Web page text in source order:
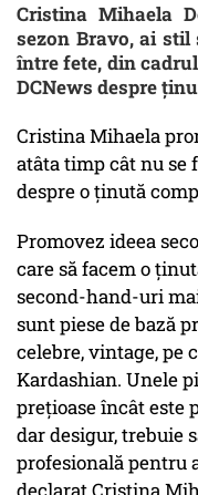
Cristina Mihaela
sezon Bravo, ai
între fete, din
DCNews despre
Cristina Mihaela
atâta timp cât nu se
despre o ținută
Promovez ideea
care să facem o
second-hand-uri
sunt piese de bază
celebre, vintage, pe
Kardashian. Unele
prețioase încât este
dar desigur, trebuie
profesională pentru